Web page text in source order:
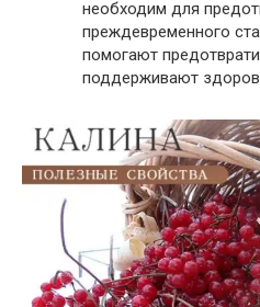
необходим для
преждевременного
помогают
поддерживают